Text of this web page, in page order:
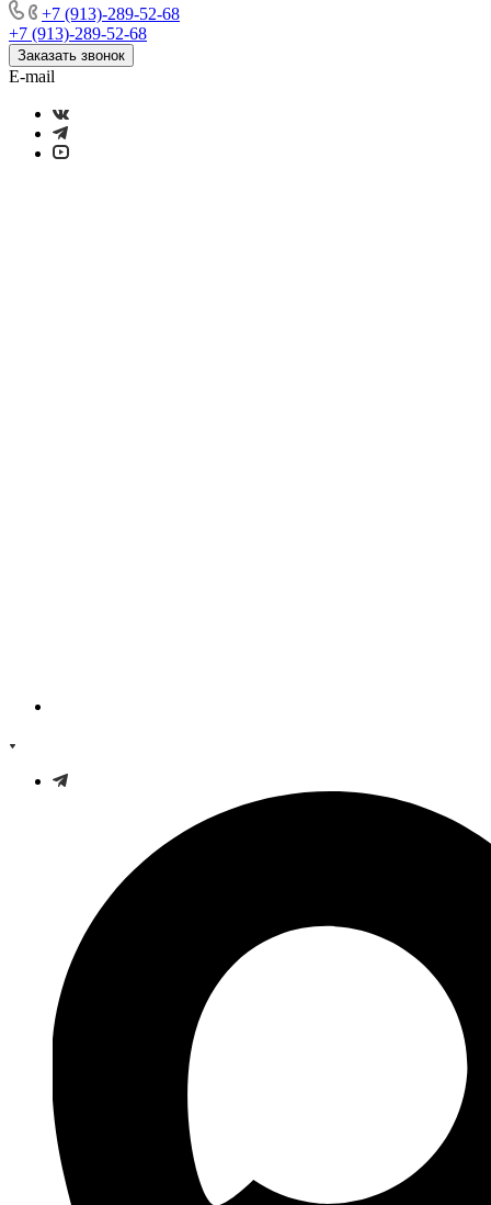
+7 (913)-289-52-68
+7 (913)-289-52-68
Заказать звонок
E-mail